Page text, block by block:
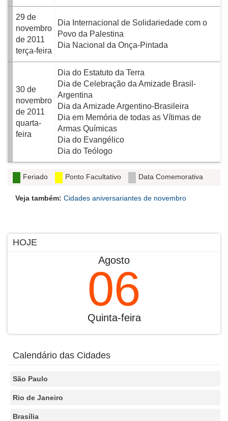
29 de
novembro
de 2011
terça-feira
Dia Internacional de Solidariedade com o
Povo da Palestina
Dia Nacional da Onça-Pintada
30 de
novembro
de 2011
quarta-
feira
Dia do Estatuto da Terra
Dia de Celebração da Amizade Brasil-
Argentina
Dia da Amizade Argentino-Brasileira
Dia em Memória de todas as Vítimas de
Armas Químicas
Dia do Evangélico
Dia do Teólogo
Feriado Ponto Facultativo Data Comemorativa
Veja também: Cidades aniversariantes de novembro
HOJE
Agosto
06
Quinta-feira
Calendário das Cidades
São Paulo
Rio de Janeiro
Brasília